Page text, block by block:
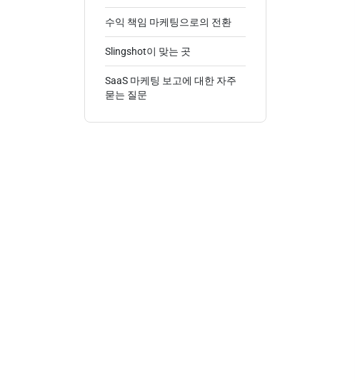
수익 책임 마케팅으로의 전환
Slingshot이 맞는 곳
SaaS 마케팅 보고에 대한 자주
묻는 질문